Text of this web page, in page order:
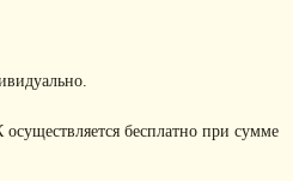
бесплатно при сумме